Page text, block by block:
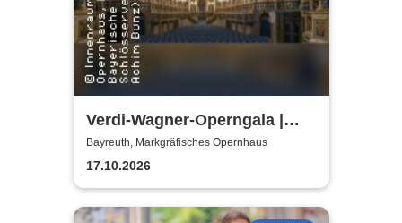
Verdi-Wagner-Operngala |
Thüringen Philharmonie
Gotha-Eisenach
Bayreuth, Markgräfisches Opernhaus
17.10.2026